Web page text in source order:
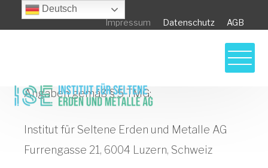
Impressum Datenschutz AGB
Angaben gemäß § 5 TMG:
Institut für Seltene Erden und Metalle AG
Furrengasse 21, 6004 Luzern, Schweiz
Deutsch